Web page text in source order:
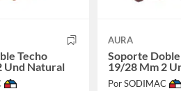
Techo
Und Natural
AURA
Soporte
19/28 Mm 2
Por SODIMAC